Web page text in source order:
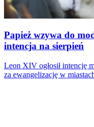
Papież wzywa do
intencja na sierpień
Leon XIV ogłosił intencję
za ewangelizację w